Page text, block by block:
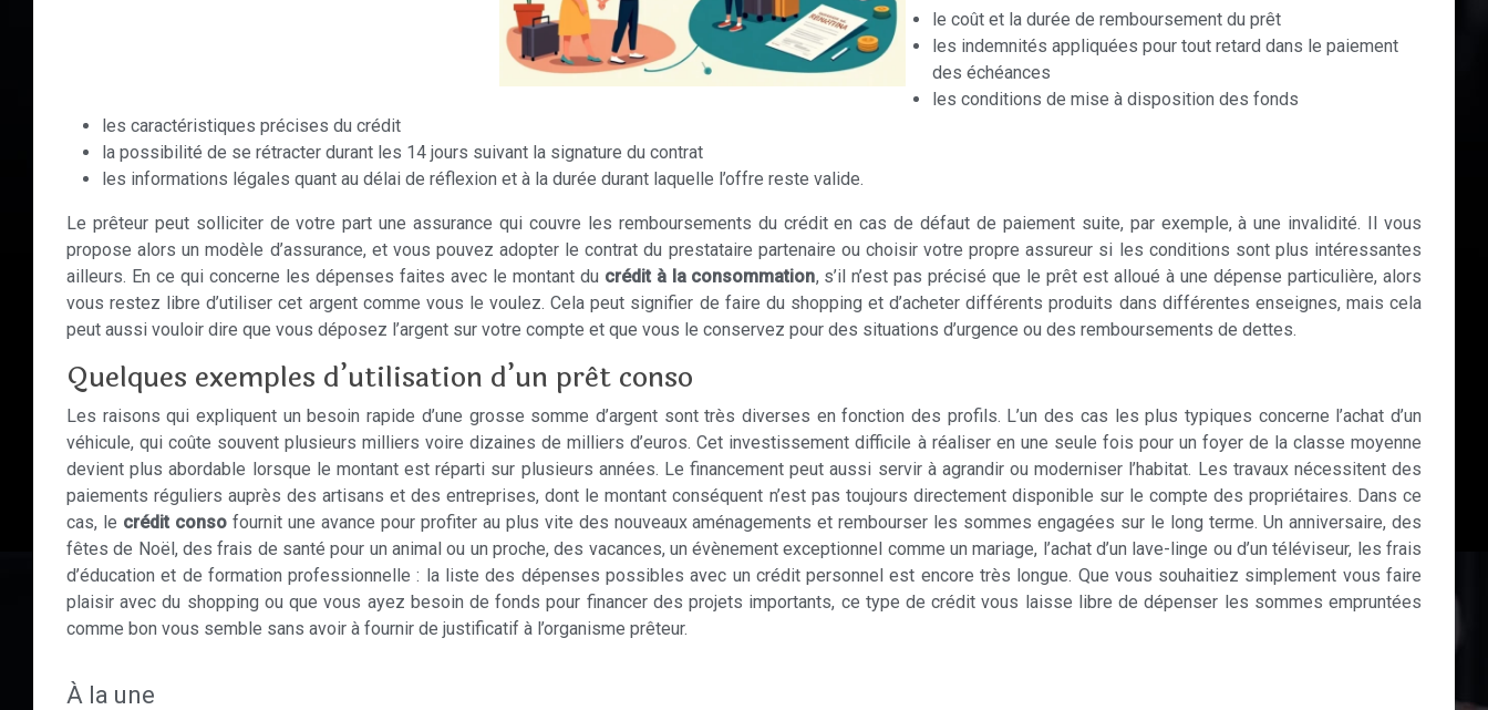
le coût et la durée de remboursement du prêt
les indemnités appliquées pour tout retard dans le paiement
des échéances
les conditions de mise à disposition des fonds
les caractéristiques précises du crédit
la possibilité de se rétracter durant les 14 jours suivant la signature du contrat
les informations légales quant au délai de réflexion et à la durée durant laquelle l’offre reste valide.
Le prêteur peut solliciter de votre part une assurance qui couvre les remboursements du crédit en cas de défaut de paiement suite, par exemple, à une invalidité. Il vous
propose alors un modèle d’assurance, et vous pouvez adopter le contrat du prestataire partenaire ou choisir votre propre assureur si les conditions sont plus intéressantes
ailleurs. En ce qui concerne les dépenses faites avec le montant du crédit à la consommation, s’il n’est pas précisé que le prêt est alloué à une dépense particulière, alors
vous restez libre d’utiliser cet argent comme vous le voulez. Cela peut signifier de faire du shopping et d’acheter différents produits dans différentes enseignes, mais cela
peut aussi vouloir dire que vous déposez l’argent sur votre compte et que vous le conservez pour des situations d’urgence ou des remboursements de dettes.
Quelques exemples d’utilisation d’un prêt conso
Les raisons qui expliquent un besoin rapide d’une grosse somme d’argent sont très diverses en fonction des profils. L’un des cas les plus typiques concerne l’achat d’un
véhicule, qui coûte souvent plusieurs milliers voire dizaines de milliers d’euros. Cet investissement difficile à réaliser en une seule fois pour un foyer de la classe moyenne
devient plus abordable lorsque le montant est réparti sur plusieurs années. Le financement peut aussi servir à agrandir ou moderniser l’habitat. Les travaux nécessitent des
paiements réguliers auprès des artisans et des entreprises, dont le montant conséquent n’est pas toujours directement disponible sur le compte des propriétaires. Dans ce
cas, le crédit consofournit une avance pour profiter au plus vite des nouveaux aménagements et rembourser les sommes engagées sur le long terme. Un anniversaire, des
fêtes de Noël, des frais de santé pour un animal ou un proche, des vacances, un évènement exceptionnel comme un mariage, l’achat d’un lave-linge ou d’un téléviseur, les frais
d’éducation et de formation professionnelle : la liste des dépenses possibles avec un crédit personnel est encore très longue. Que vous souhaitiez simplement vous faire
plaisir avec du shopping ou que vous ayez besoin de fonds pour financer des projets importants, ce type de crédit vous laisse libre de dépenser les sommes empruntées
comme bon vous semble sans avoir à fournir de justificatif à l’organisme prêteur.
À la une